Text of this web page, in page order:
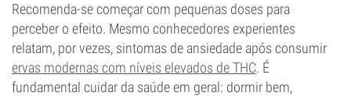
Recomenda-se começar com pequenas doses para
perceber o efeito. Mesmo conhecedores experientes
relatam, por vezes, sintomas de ansiedade após consumir
ervas modernas com níveis elevados de THC. É
fundamental cuidar da saúde em geral: dormir bem,